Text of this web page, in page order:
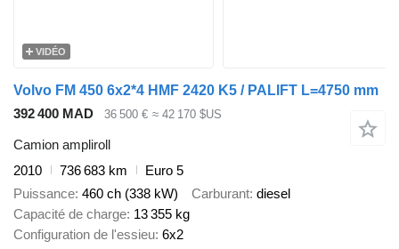
VIDÉO
Volvo FM 450 6x2*4 HMF 2420 K5 / PALIFT L=4750 mm
392 400 MAD
36 500 € ≈ 42 170 $US
Camion ampliroll
2010
736 683 km
Euro 5
Puissance 460 ch (338 kW) Carburant diesel
Capacité de charge 13 355 kg
Configuration de l'essieu 6x2